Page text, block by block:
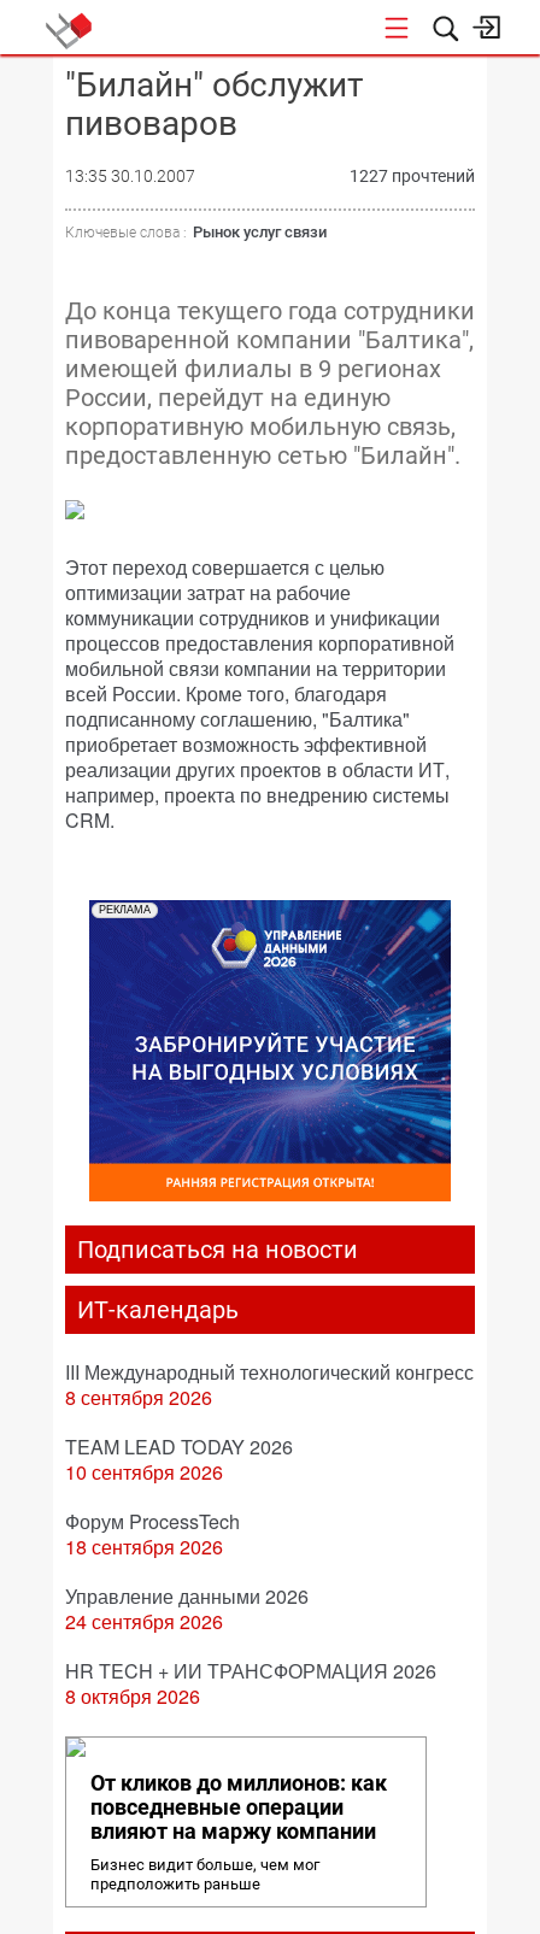
КОНФЕРЕНЦИИ
"Билайн" обслужит
пивоваров
13:35 30.10.2007 1227 прочтений
Ключевые слова : Рынок услуг связи
До конца текущего года сотрудники
пивоваренной компании "Балтика",
имеющей филиалы в 9 регионах
России, перейдут на единую
корпоративную мобильную связь,
предоставленную сетью "Билайн".
Этот переход совершается с целью
оптимизации затрат на рабочие
коммуникации сотрудников и унификации
процессов предоставления корпоративной
мобильной связи компании на территории
всей России. Кроме того, благодаря
подписанному соглашению, "Балтика"
приобретает возможность эффективной
реализации других проектов в области ИТ,
например, проекта по внедрению системы
CRM.
РЕКЛАМА
Подписаться на новости
ИТ-календарь
III Международный технологический конгресс
8 сентября 2026
TEAM LEAD TODAY 2026
10 сентября 2026
Форум ProcessTech
18 сентября 2026
Управление данными 2026
24 сентября 2026
HR TECH + ИИ ТРАНСФОРМАЦИЯ 2026
8 октября 2026
От кликов до миллионов: как
повседневные операции
влияют на маржу компании
Бизнес видит больше, чем мог
предположить раньше